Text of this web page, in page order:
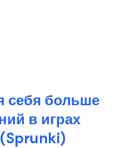
себя больше
в играх